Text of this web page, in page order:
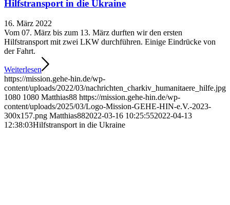
Hilfstransport in die Ukraine
16. März 2022
Vom 07. März bis zum 13. März durften wir den ersten
Hilfstransport mit zwei LKW durchführen. Einige Eindrücke von
der Fahrt.
Weiterlesen
https://mission.gehe-hin.de/wp-
content/uploads/2022/03/nachrichten_charkiv_humanitaere_hilfe.jpg
1080 1080 Matthias88 https://mission.gehe-hin.de/wp-
content/uploads/2025/03/Logo-Mission-GEHE-HIN-e.V.-2023-
300x157.png Matthias882022-03-16 10:25:552022-04-13
12:38:03Hilfstransport in die Ukraine